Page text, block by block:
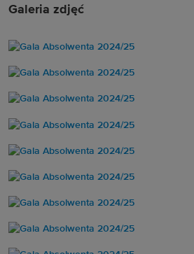
Galeria zdjęć